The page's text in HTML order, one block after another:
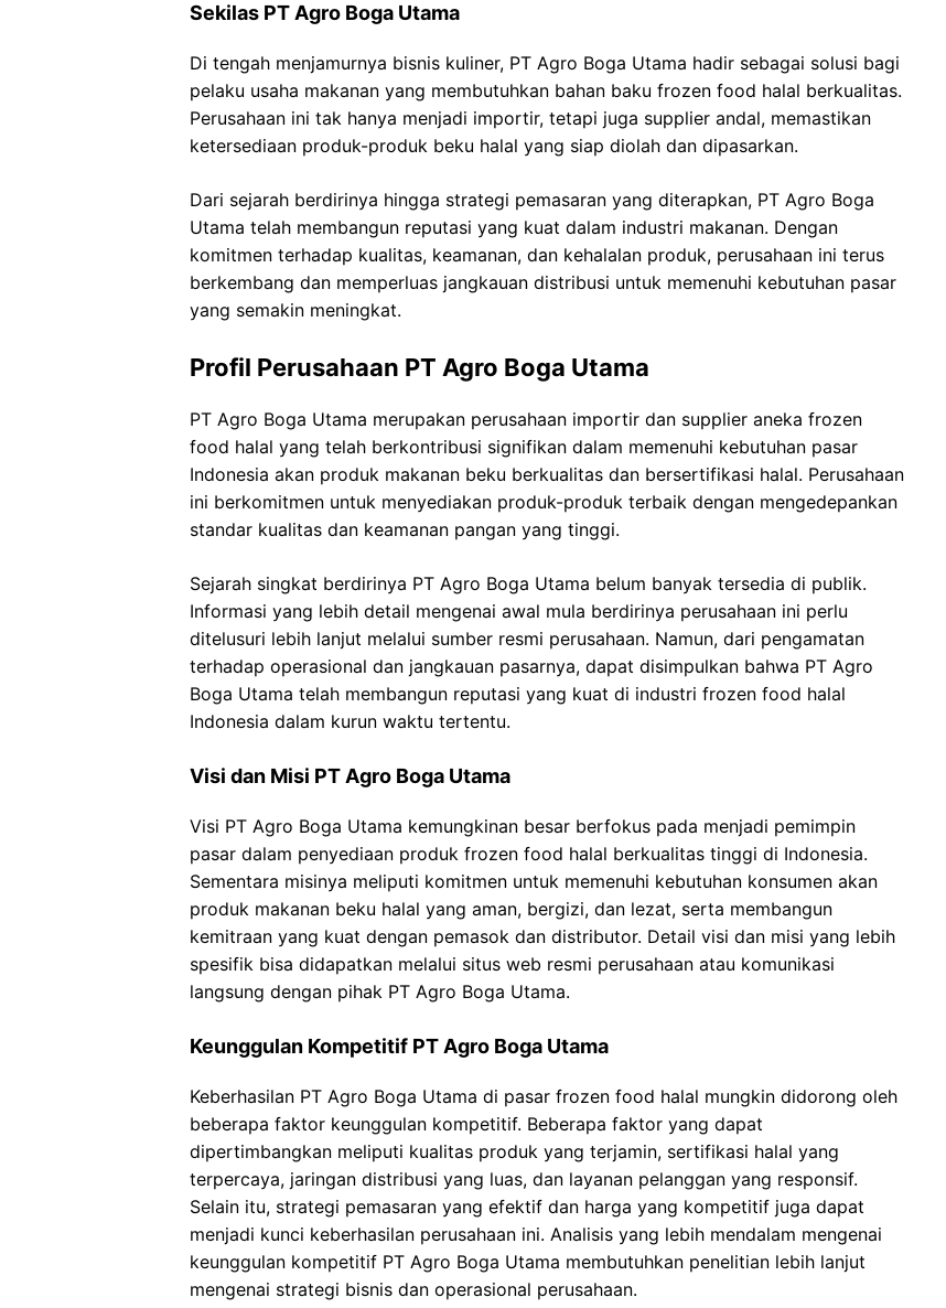
Sekilas PT Agro Boga Utama
Di tengah menjamurnya bisnis kuliner, PT Agro Boga Utama hadir sebagai solusi bagi
pelaku usaha makanan yang membutuhkan bahan baku frozen food halal berkualitas.
Perusahaan ini tak hanya menjadi importir, tetapi juga supplier andal, memastikan
ketersediaan produk-produk beku halal yang siap diolah dan dipasarkan.
Dari sejarah berdirinya hingga strategi pemasaran yang diterapkan, PT Agro Boga
Utama telah membangun reputasi yang kuat dalam industri makanan. Dengan
komitmen terhadap kualitas, keamanan, dan kehalalan produk, perusahaan ini terus
berkembang dan memperluas jangkauan distribusi untuk memenuhi kebutuhan pasar
yang semakin meningkat.
Profil Perusahaan PT Agro Boga Utama
PT Agro Boga Utama merupakan perusahaan importir dan supplier aneka frozen
food halal yang telah berkontribusi signifikan dalam memenuhi kebutuhan pasar
Indonesia akan produk makanan beku berkualitas dan bersertifikasi halal. Perusahaan
ini berkomitmen untuk menyediakan produk-produk terbaik dengan mengedepankan
standar kualitas dan keamanan pangan yang tinggi.
Sejarah singkat berdirinya PT Agro Boga Utama belum banyak tersedia di publik.
Informasi yang lebih detail mengenai awal mula berdirinya perusahaan ini perlu
ditelusuri lebih lanjut melalui sumber resmi perusahaan. Namun, dari pengamatan
terhadap operasional dan jangkauan pasarnya, dapat disimpulkan bahwa PT Agro
Boga Utama telah membangun reputasi yang kuat di industri frozen food halal
Indonesia dalam kurun waktu tertentu.
Visi dan Misi PT Agro Boga Utama
Visi PT Agro Boga Utama kemungkinan besar berfokus pada menjadi pemimpin
pasar dalam penyediaan produk frozen food halal berkualitas tinggi di Indonesia.
Sementara misinya meliputi komitmen untuk memenuhi kebutuhan konsumen akan
produk makanan beku halal yang aman, bergizi, dan lezat, serta membangun
kemitraan yang kuat dengan pemasok dan distributor. Detail visi dan misi yang lebih
spesifik bisa didapatkan melalui situs web resmi perusahaan atau komunikasi
langsung dengan pihak PT Agro Boga Utama.
Keunggulan Kompetitif PT Agro Boga Utama
Keberhasilan PT Agro Boga Utama di pasar frozen food halal mungkin didorong oleh
beberapa faktor keunggulan kompetitif. Beberapa faktor yang dapat
dipertimbangkan meliputi kualitas produk yang terjamin, sertifikasi halal yang
terpercaya, jaringan distribusi yang luas, dan layanan pelanggan yang responsif.
Selain itu, strategi pemasaran yang efektif dan harga yang kompetitif juga dapat
menjadi kunci keberhasilan perusahaan ini. Analisis yang lebih mendalam mengenai
keunggulan kompetitif PT Agro Boga Utama membutuhkan penelitian lebih lanjut
mengenai strategi bisnis dan operasional perusahaan.